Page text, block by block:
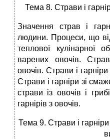
Тема 8. Страви і
Значення страв і
людини. Процеси, що
теплової кулінарної
варених овочів.
овочів. Страви і
Страви і гарніри зі
страви із овочів і
гарнірів з овочів.
Тема 9. Страви і